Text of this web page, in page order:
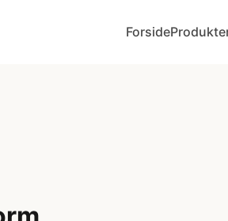
Forside